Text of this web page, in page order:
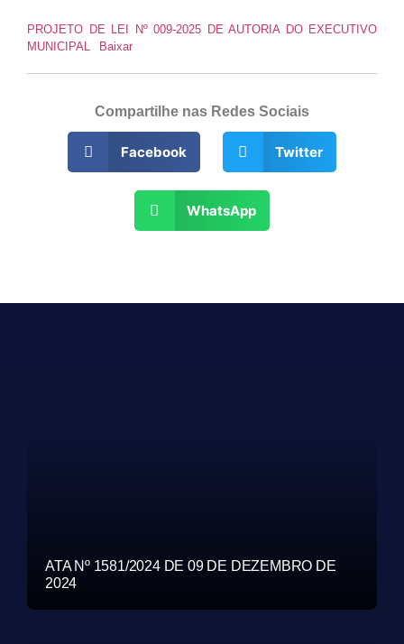
PROJETO DE LEI Nº 009-2025 DE AUTORIA DO EXECUTIVO
MUNICIPAL
Baixar
Compartilhe nas Redes Sociais
Facebook Twitter
WhatsApp
ATA Nº 1581/2024 DE 09 DE DEZEMBRO DE
2024